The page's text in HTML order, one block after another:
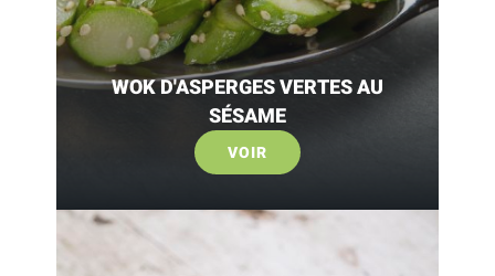
WOK D'ASPERGES VERTES AU
SÉSAME
VOIR